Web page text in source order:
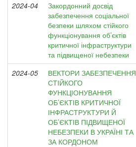
2024-04
Закордонний досвід
забезпечення соціальної
безпеки шляхом стійкого
функціонування об’єктів
критичної інфраструктури
та підвищеної небезпеки
2024-05
ВЕКТОРИ ЗАБЕЗПЕЧЕННЯ
СТІЙКОГО
ФУНКЦІОНУВАННЯ
ОБ’ЄКТІВ КРИТИЧНОЇ
ІНФРАСТРУКТУРИ Й
ОБ’ЄКТІВ ПІДВИЩЕНОЇ
НЕБЕЗПЕКИ В УКРАЇНІ ТА
ЗА КОРДОНОМ